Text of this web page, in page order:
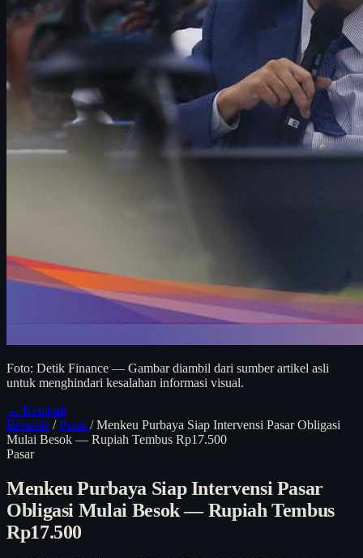
Foto: Detik Finance — Gambar diambil dari sumber artikel asli
untuk menghindari kesalahan informasi visual.
← Kembali
Beranda / Pasar/ Menkeu Purbaya Siap Intervensi Pasar Obligasi
Mulai Besok — Rupiah Tembus Rp17.500
Pasar
Menkeu Purbaya Siap Intervensi Pasar
Obligasi Mulai Besok — Rupiah Tembus
Rp17.500